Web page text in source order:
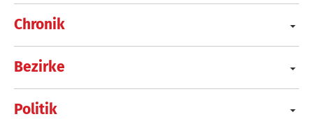
Chronik
Bezirke
Politik